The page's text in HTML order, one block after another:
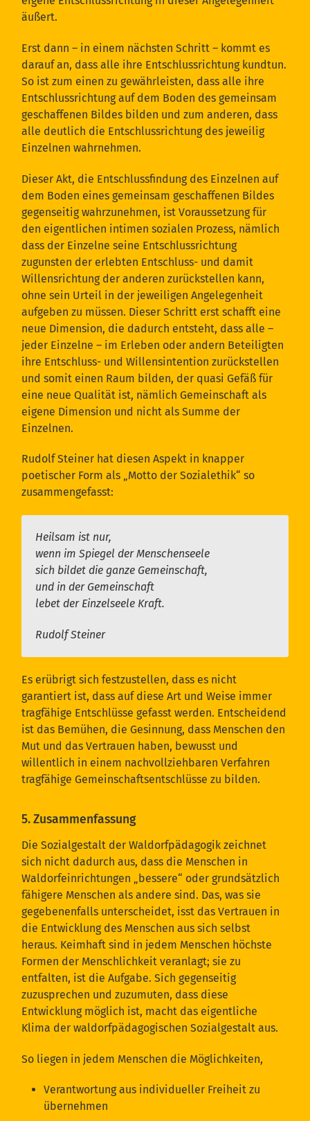
äußert.
Erst dann – in einem nächsten Schritt – kommt es
darauf an, dass alle ihre Entschlussrichtung kundtun.
So ist zum einen zu gewährleisten, dass alle ihre
Entschlussrichtung auf dem Boden des gemeinsam
geschaffenen Bildes bilden und zum anderen, dass
alle deutlich die Entschlussrichtung des jeweilig
Einzelnen wahrnehmen.
Dieser Akt, die Entschlussfindung des Einzelnen auf
dem Boden eines gemeinsam geschaffenen Bildes
gegenseitig wahrzunehmen, ist Voraussetzung für
den eigentlichen intimen sozialen Prozess, nämlich
dass der Einzelne seine Entschlussrichtung
zugunsten der erlebten Entschluss- und damit
Willensrichtung der anderen zurückstellen kann,
ohne sein Urteil in der jeweiligen Angelegenheit
aufgeben zu müssen. Dieser Schritt erst schafft eine
neue Dimension, die dadurch entsteht, dass alle –
jeder Einzelne – im Erleben oder andern Beteiligten
ihre Entschluss- und Willensintention zurückstellen
und somit einen Raum bilden, der quasi Gefäß für
eine neue Qualität ist, nämlich Gemeinschaft als
eigene Dimension und nicht als Summe der
Einzelnen.
Rudolf Steiner hat diesen Aspekt in knapper
poetischer Form als „Motto der Sozialethik“ so
zusammengefasst:
Heilsam ist nur,
wenn im Spiegel der Menschenseele
sich bildet die ganze Gemeinschaft,
und in der Gemeinschaft
lebet der Einzelseele Kraft.
Rudolf Steiner
Es erübrigt sich festzustellen, dass es nicht
garantiert ist, dass auf diese Art und Weise immer
tragfähige Entschlüsse gefasst werden. Entscheidend
ist das Bemühen, die Gesinnung, dass Menschen den
Mut und das Vertrauen haben, bewusst und
willentlich in einem nachvollziehbaren Verfahren
tragfähige Gemeinschaftsentschlüsse zu bilden.
5. Zusammenfassung
Die Sozialgestalt der Waldorfpädagogik zeichnet
sich nicht dadurch aus, dass die Menschen in
Waldorfeinrichtungen „bessere“ oder grundsätzlich
fähigere Menschen als andere sind. Das, was sie
gegebenenfalls unterscheidet, isst das Vertrauen in
die Entwicklung des Menschen aus sich selbst
heraus. Keimhaft sind in jedem Menschen höchste
Formen der Menschlichkeit veranlagt; sie zu
entfalten, ist die Aufgabe. Sich gegenseitig
zuzusprechen und zuzumuten, dass diese
Entwicklung möglich ist, macht das eigentliche
Klima der waldorfpädagogischen Sozialgestalt aus.
So liegen in jedem Menschen die Möglichkeiten,
Verantwortung aus individueller Freiheit zu
übernehmen